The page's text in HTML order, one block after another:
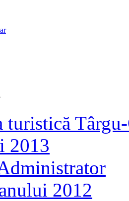
turistică
2013
2012